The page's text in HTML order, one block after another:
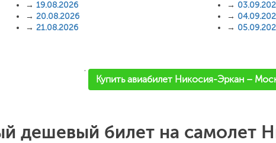
→ 19.08.2026
→ 20.08.2026
→ 21.08.2026
→
→
→
'
Купить авиабилет Никосия-Эркан –
дешевый билет на самолет